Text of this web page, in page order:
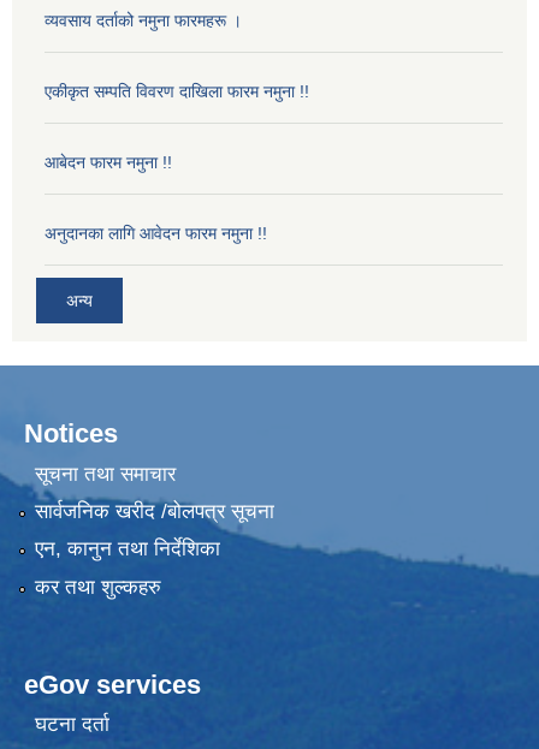
व्यवसाय दर्ताको नमुना फारमहरू ।
एकीकृत सम्पति विवरण दाखिला फारम नमुना !!
आबेदन फारम नमुना !!
अनुदानका लागि आवेदन फारम नमुना !!
अन्य
Notices
सूचना तथा समाचार
सार्वजनिक खरीद /बोलपत्र सूचना
एन, कानुन तथा निर्देशिका
कर तथा शुल्कहरु
eGov services
घटना दर्ता